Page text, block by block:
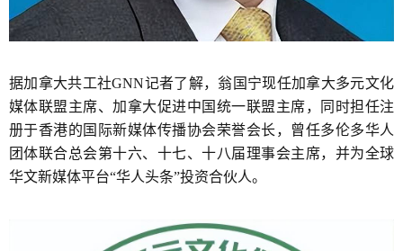
据加拿大共工社GNN记者了解，翁国宁现任加拿大多元文化
媒体联盟主席、加拿大促进中国统一联盟主席，同时担任注
册于香港的国际新媒体传播协会荣誉会长，曾任多伦多华人
团体联合总会第十六、十七、十八届理事会主席，并为全球
华文新媒体平台“华人头条”投资合伙人。